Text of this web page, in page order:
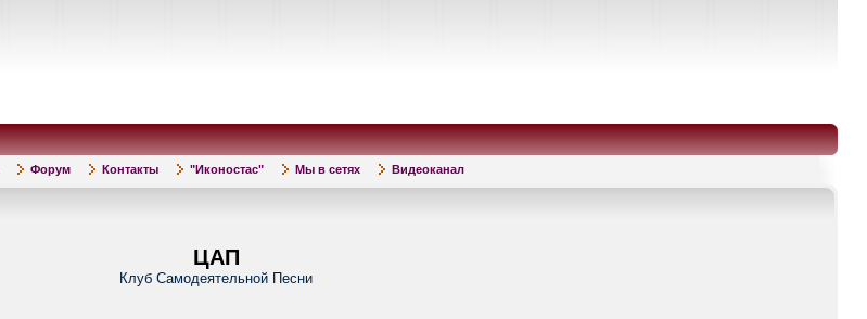
Форум Контакты "Иконостас" Мы в сетях Видеоканал
ЦАП
Клуб Самодеятельной Песни